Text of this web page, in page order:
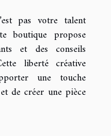
pas votre talent
boutique propose
et des conseils
liberté créative
une touche
de créer une pièce